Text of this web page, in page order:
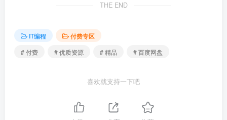
THE END
IT编程
付费专区
# 付费
# 优质资源 # 精品 # 百度网盘
喜欢就支持一下吧